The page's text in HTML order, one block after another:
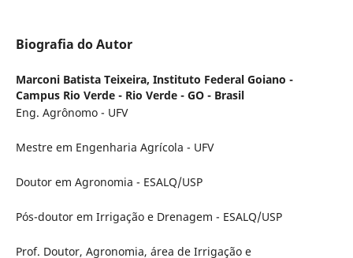
Biografia do Autor
Marconi Batista Teixeira, Instituto Federal Goiano -
Campus Rio Verde - Rio Verde - GO - Brasil
Eng. Agrônomo - UFV
Mestre em Engenharia Agrícola - UFV
Doutor em Agronomia - ESALQ/USP
Pós-doutor em Irrigação e Drenagem - ESALQ/USP
Prof. Doutor, Agronomia, área de Irrigação e